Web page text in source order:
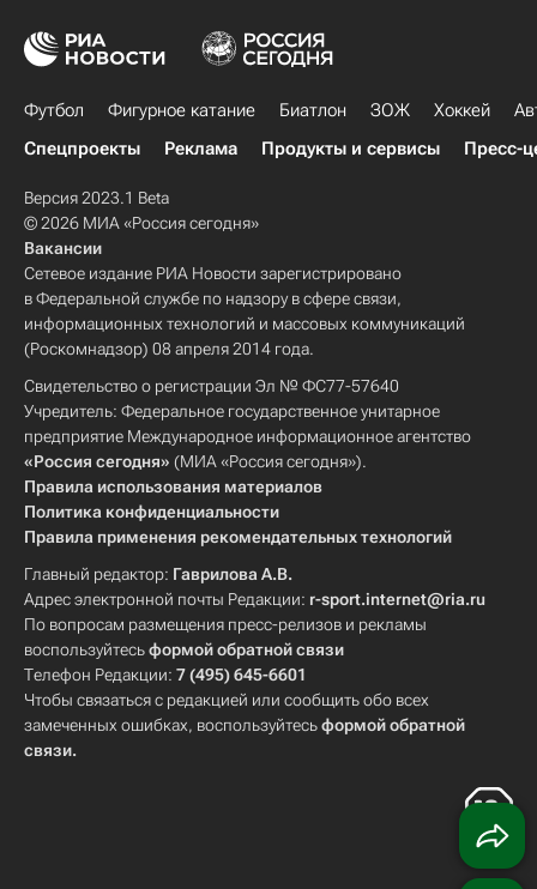
Футбол Фигурное катание Биатлон ЗОЖ Хоккей
Спецпроекты
Реклама Продукты и сервисы Пресс-
Версия 2023.1 Beta
© 2026 МИА «Россия сегодня»
Вакансии
Сетевое издание РИА Новости зарегистрировано
в Федеральной службе по надзору в сфере связи,
информационных технологий и массовых коммуникаций
(Роскомнадзор) 08 апреля 2014 года.
Свидетельство о регистрации Эл № ФС77-57640
Учредитель: Федеральное государственное унитарное
предприятие Международное информационное агентство
«Россия сегодня» (МИА «Россия сегодня»).
Правила использования материалов
Политика конфиденциальности
Правила применения рекомендательных технологий
Главный редактор: Гаврилова А.В.
Адрес электронной почты Редакции: r-sport.internet@ria.ru
По вопросам размещения пресс-релизов и рекламы
воспользуйтесьформой обратной связи
Телефон Редакции: 7 (495) 645-6601
Чтобы связаться с редакцией или сообщить обо всех
замеченных ошибках, воспользуйтесьформой обратной
связи.